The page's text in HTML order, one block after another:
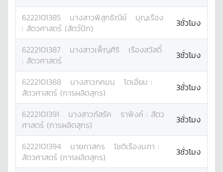
6222101385 นางสาวพิสุทธิณีย์
บุญเรือง
: สัตวศาสตร์ (สัตว์ปีก) 3ชั่วโมง
6222101387 นางสาวเพ็ญศิริ
เรืองสวัสดิ์
: สัตวศาสตร์ 3ชั่วโมง
6222101388 นางสาวภคมน โตเอี่ยม :
สัตวศาสตร์ (การผลิตสุกร)
3ชั่วโมง
6222101391 นางสาวภัสรัค ราพิงค์ : สัตว
ศาสตร์ (การผลิตสุกร)
3ชั่วโมง
6222101394 นายภาสกร โชติเรืองนภา :
สัตวศาสตร์ (การผลิตสุกร)
3ชั่วโมง